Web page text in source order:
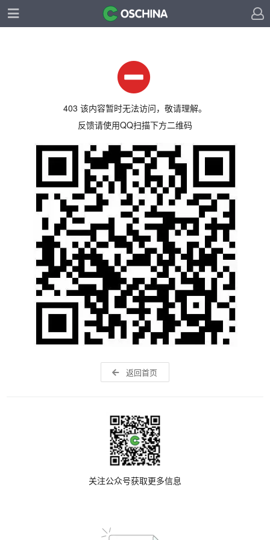
403 该内容暂时无法访问，敬请理解。
反馈请使用QQ扫描下方二维码
返回首页
关注公众号获取更多信息